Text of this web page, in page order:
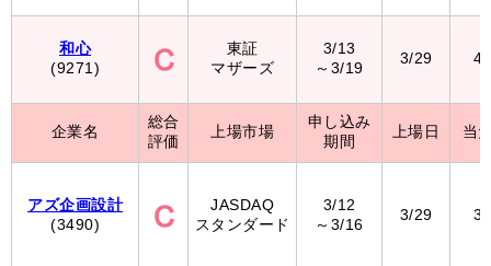
和心
(9271)
企業名
アズ企画設計
(3490)
東証
マザーズ
3/13
～3/19
3/29
総合
評価
上場市場
申し込み
期間
上場日 当
JASDAQ
スタンダード
3/12
～3/16
3/29